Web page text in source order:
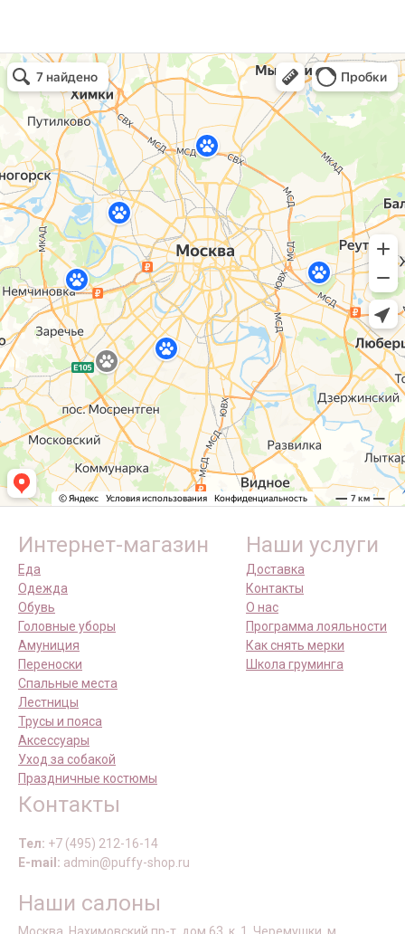
Интернет-магазин
Еда
Одежда
Обувь
Головные уборы
Амуниция
Переноски
Спальные места
Лестницы
Трусы и пояса
Аксессуары
Уход за собакой
Праздничные костюмы
Наши услуги
Доставка
Контакты
О нас
Программа лояльности
Как снять мерки
Школа груминга
Контакты
Тел: +7 (495) 212-16-14
E-mail: admin@puffy-shop.ru
Наши салоны